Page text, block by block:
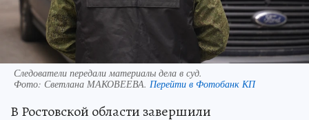
Следователи передали материалы дела в суд.
Фото: Светлана МАКОВЕЕВА. Перейти в Фотобанк КП
В Ростовской области завершили